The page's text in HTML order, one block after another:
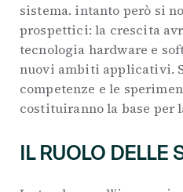
sistema. intanto però si
prospettici: la crescita
tecnologia hardware e
nuovi ambiti applicativi.
competenze e le
costituiranno la base per
IL RUOLO DELLE